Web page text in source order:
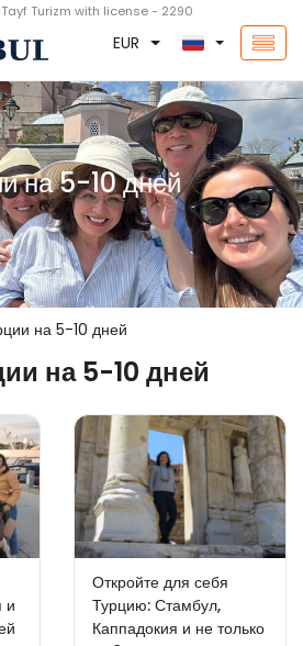
Turizm with license - 2290
EUR
на 5-10 дней
на 5-10 дней
на 5-10 дней
и
Откройте для себя
Турцию: Стамбул,
Каппадокия и не только